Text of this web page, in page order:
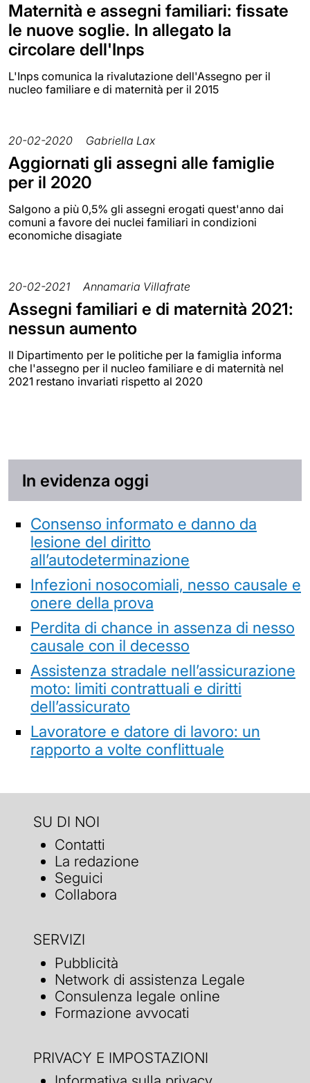
Maternità e assegni familiari: fissate
le nuove soglie. In allegato la
circolare dell'Inps
L'Inps comunica la rivalutazione dell'Assegno per il
nucleo familiare e di maternità per il 2015
20-02-2020 Gabriella Lax
Aggiornati gli assegni alle famiglie
per il 2020
Salgono a più 0,5% gli assegni erogati quest'anno dai
comuni a favore dei nuclei familiari in condizioni
economiche disagiate
20-02-2021 Annamaria Villafrate
Assegni familiari e di maternità 2021:
nessun aumento
Il Dipartimento per le politiche per la famiglia informa
che l'assegno per il nucleo familiare e di maternità nel
2021 restano invariati rispetto al 2020
In evidenza oggi
Consenso informato e danno da
lesione del diritto
all’autodeterminazione
Infezioni nosocomiali, nesso causale e
onere della prova
Perdita di chance in assenza di nesso
causale con il decesso
Assistenza stradale nell’assicurazione
moto: limiti contrattuali e diritti
dell’assicurato
Lavoratore e datore di lavoro: un
rapporto a volte conflittuale
SU DI NOI
Contatti
La redazione
Seguici
Collabora
SERVIZI
Pubblicità
Network di assistenza Legale
Consulenza legale online
Formazione avvocati
PRIVACY E IMPOSTAZIONI